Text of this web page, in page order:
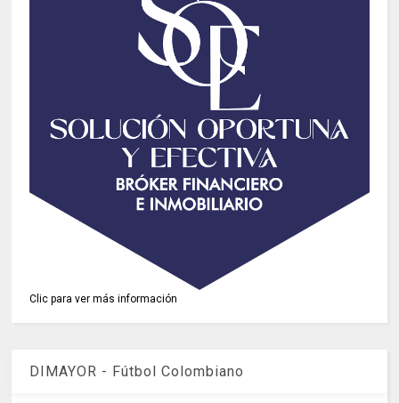
Clic para ver más información
DIMAYOR - Fútbol Colombiano